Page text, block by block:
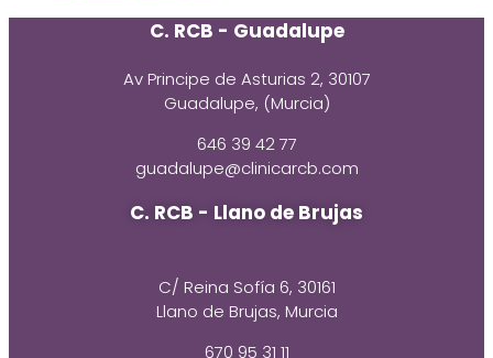
C. RCB - Guadalupe
Av Principe de Asturias 2, 30107
Guadalupe, (Murcia)
646 39 42 77
guadalupe@clinicarcb.com
C. RCB - Llano de Brujas
C/ Reina Sofía 6, 30161
Llano de Brujas, Murcia
670 95 31 11